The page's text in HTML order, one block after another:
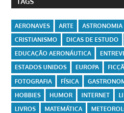
AERONAVES ARTE ASTRONOMIA
CRISTIANISMO
DICAS DE ESTUDO
EDUCAÇÃO AERONÁUTICA
ESTADOS UNIDOS
EUROPA
FOTOGRAFIA
FÍSICA
HOBBIES
HUMOR INTERNET
LIVROS
MATEMÁTICA